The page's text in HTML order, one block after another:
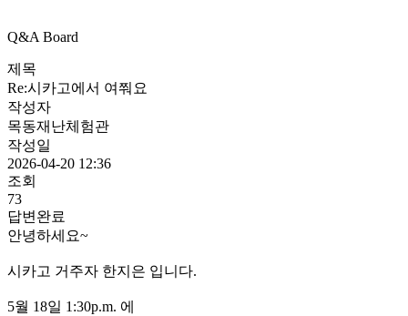
Q&A Board
제목
Re:시카고에서 여쭤요
작성자
목동재난체험관
작성일
2026-04-20 12:36
조회
73
답변완료
안녕하세요~
시카고 거주자 한지은 입니다.
5월 18일 1:30p.m. 에